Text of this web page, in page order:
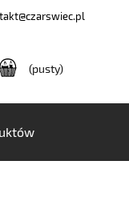
(pusty)